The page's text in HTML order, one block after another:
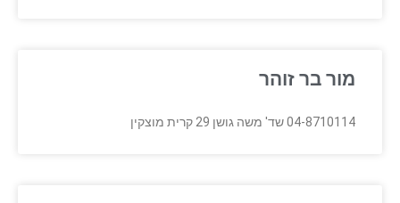
מור בר זוהר
04-8710114 שד' משה גושן 29 קרית מוצקין